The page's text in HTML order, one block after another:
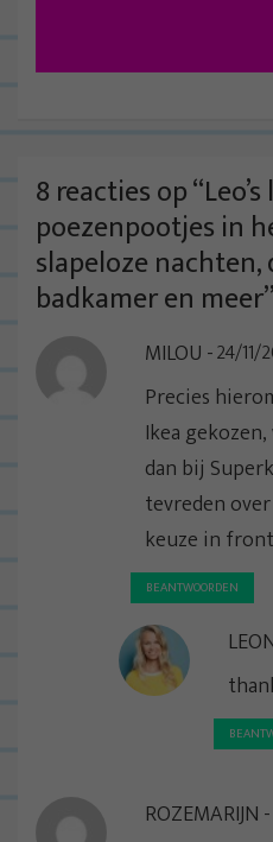
i
t
n
a
v
g
a
8 reacties op “
poezenpootjes in
slapeloze nachten,
badkamer en meer”
MILOU 24/11/
Precies
Ikea
dan bij
tevreden
keuze in
BEANTWOORDEN
ROZEMARIJN